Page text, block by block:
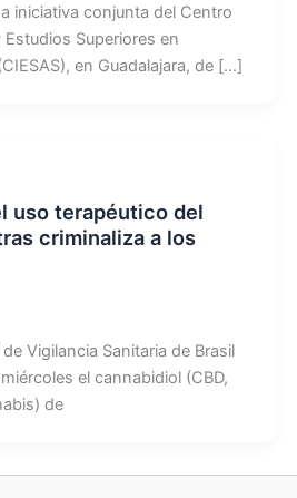
iniciativa conjunta del Centro
Superiores en
en Guadalajara, de […]
uso terapéutico del
criminaliza a los
Vigilancia Sanitaria de Brasil
el cannabidiol (CBD,
de